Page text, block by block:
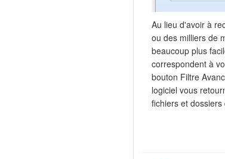
Au lieu d'avoir à
ou des milliers de
beaucoup plus
correspondent à
bouton Filtre
logiciel vous
fichiers et